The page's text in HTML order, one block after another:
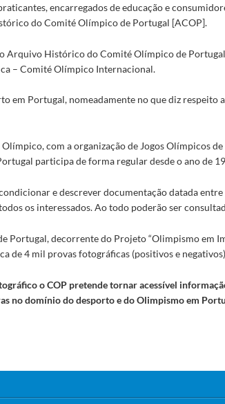
encarregados de educação e
do Comité Olímpico de Portugal [ACOP].
Arquivo Histórico do Comité Olímpico de
– Comité Olímpico Internacional.
em Portugal, nomeadamente no que diz
com a organização de Jogos Olímpicos
participa de forma regular desde o ano de
e descrever documentação datada
os interessados. Ao todo poderão ser
decorrente do Projeto “Olimpismo em
de 4 mil provas fotográficas (positivos e
o COP pretende tornar acessível
no domínio do desporto e do Olimpismo em